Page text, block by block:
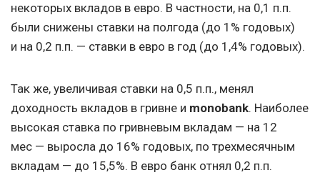
некоторых вкладов в евро. В частности, на 0,1 п.п.
были снижены ставки на полгода (до 1% годовых)
и на 0,2 п.п. — ставки в евро в год (до 1,4% годовых).
Так же, увеличивая ставки на 0,5 п.п., менял
доходность вкладов в гривне и monobank. Наиболее
высокая ставка по гривневым вкладам — на 12
мес — выросла до 16% годовых, по трехмесячным
вкладам — до 15,5%. В евро банк отнял 0,2 п.п.